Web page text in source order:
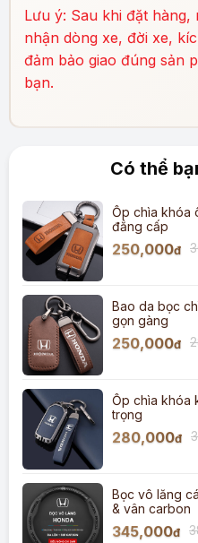
Lưu ý: Sau khi đặt hàng,
nhận dòng xe, đời xe,
đảm bảo giao đúng sản
bạn.
Có thể
Ốp chìa khóa
đẳng cấp
250,000đ
Bao da bọc
gọn gàng
250,000đ
Ốp chìa khóa
trọng
280,000đ
Bọc vô lăng
& vân carbon
345,000đ